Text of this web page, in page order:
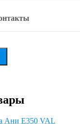
Ани E350 VAL